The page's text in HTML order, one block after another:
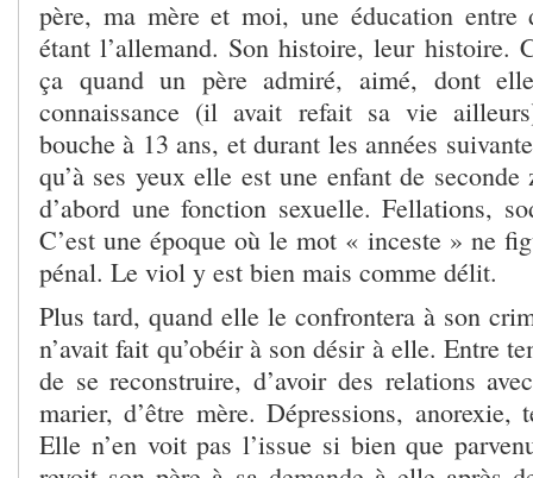
père, ma mère et moi, une éducation entre
étant l’allemand. Son histoire, leur histoire.
ça quand un père admiré, aimé, dont
connaissance (il avait refait sa vie
bouche à 13 ans, et durant les années
qu’à ses yeux elle est une enfant de
d’abord une fonction sexuelle. Fellations,
C’est une époque où le mot « inceste » ne
pénal. Le viol y est bien mais comme délit.
Plus tard, quand elle le confrontera à son
n’avait fait qu’obéir à son désir à elle. Entre
de se reconstruire, d’avoir des relations
marier, d’être mère. Dépressions, anorexie,
Elle n’en voit pas l’issue si bien que